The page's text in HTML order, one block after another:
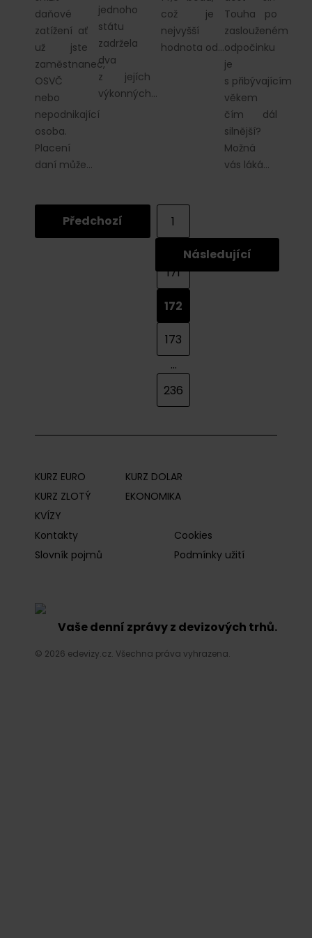
daňové
zatížení ať
už jste
zaměstnanec,
OSVČ
nebo
nepodnikající
osoba.
Placení
daní může…
jednoho
státu
zadržela
dva
z jejích
výkonných…
což je
nejvyšší
hodnota od…
Touha po
zaslouženém
odpočinku
je
s přibývajícím
věkem
čím dál
silnější?
Možná
vás láká…
Předchozí
1
171
172
173
...
236
Následující
KURZ EURO
KURZ DOLAR
KURZ ZLOTÝ
EKONOMIKA
KVÍZY
Kontakty
Cookies
Slovník pojmů
Podmínky užití
Vaše denní zprávy z devizových trhů.
© 2026 edevizy.cz. Všechna práva vyhrazena.